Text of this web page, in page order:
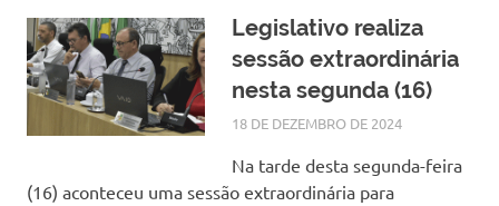
Legislativo realiza
sessão extraordinária
nesta segunda (16)
18 DE DEZEMBRO DE 2024
Na tarde desta segunda-feira
(16) aconteceu uma sessão extraordinária para